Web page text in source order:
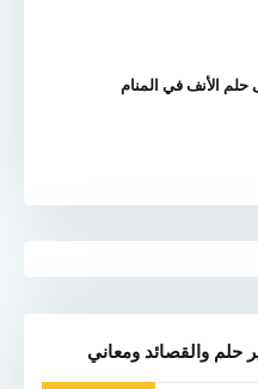
حلم الأنف في المنام
حلم والقصائد ومعاني